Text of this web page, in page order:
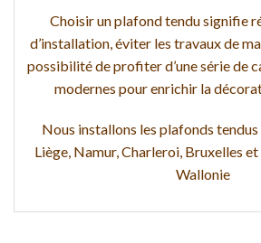
Choisir un plafond tendu signifie
d’installation, éviter les travaux de
possibilité de profiter d’une série de
modernes pour enrichir la
Nous installons les plafonds
Liège, Namur, Charleroi, Bruxelles
Wallonie